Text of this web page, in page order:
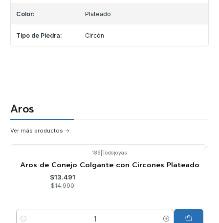
Color: Plateado
Tipo de Piedra: Circón
Aros
Ver más productos
189 Todojoyas
Aros de Conejo Colgante con Circones Plateado
$13.491
$14.990